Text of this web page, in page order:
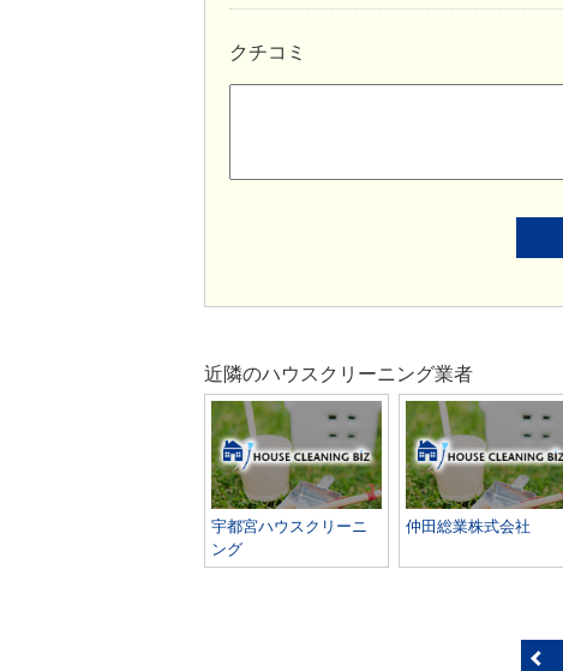
クチコミ
近隣のハウスクリーニング業者
宇都宮ハウスクリーニ
ング
仲田総業株式会社